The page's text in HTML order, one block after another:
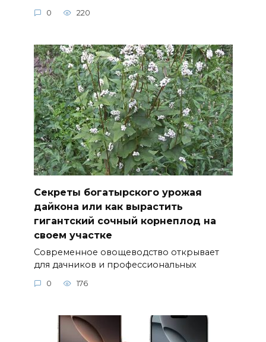
0 220
Секреты богатырского урожая
дайкона или как вырастить
гигантский сочный корнеплод на
своем участке
Современное овощеводство открывает
для дачников и профессиональных
0 176